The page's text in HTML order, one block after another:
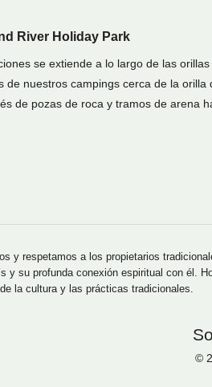
River Holiday Park
se extiende a lo largo de las
de nuestros campings cerca de la orilla
de pozas de roca y tramos de arena
y respetamos a los propietarios
y su profunda conexión espiritual con él.
la cultura y las prácticas tradicionales.
©